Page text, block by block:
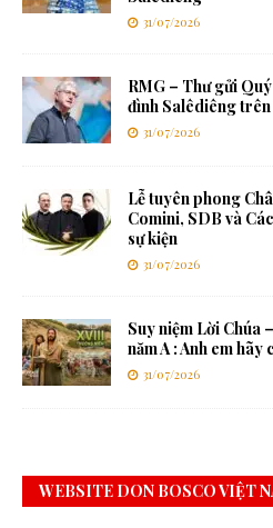
31/07/2026
RMG – Thư gửi
đình Salêdiêng
31/07/2026
Lễ tuyên phong
Comini, SDB và
sự kiện
31/07/2026
Suy niệm Lời Chúa
năm A : Anh em hãy
31/07/2026
WEBSITE DON BOSCO VIỆT